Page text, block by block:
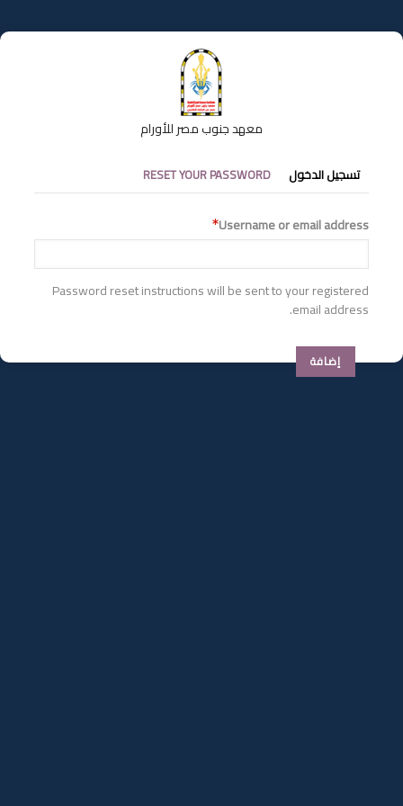
إلى
المحتوى
معهد جنوب مصر للأورام
التبويبات
الأساسية
تسجيل الدخول RESET YOUR PASSWORD
Username or email address
Password reset instructions will be sent to your registered
email address.